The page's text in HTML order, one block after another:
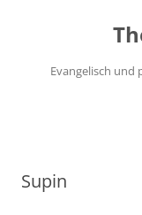
Evangelisch und
Supin